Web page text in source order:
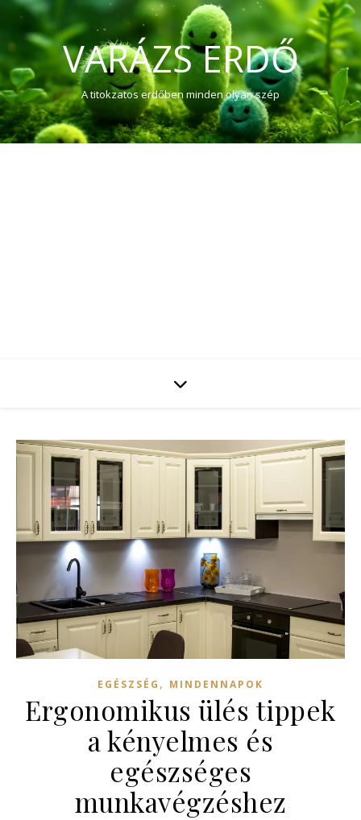
VARÁZS ERDŐ
A titokzatos erdőben minden olyan szép
EGÉSZSÉG , MINDENNAPOK
Ergonomikus ülés tippek
a kényelmes és
egészséges
munkavégzéshez